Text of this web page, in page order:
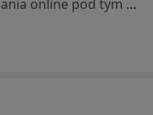
Specjalista nie oferuje umawiania online pod tym adresem.